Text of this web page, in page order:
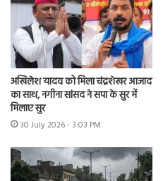
अखिलेश यादव को मिला चंद्रशेखर आजाद
का साथ, नगीना सांसद ने सपा के सुर में
मिलाए सुर
30 July 2026 - 3:03 PM